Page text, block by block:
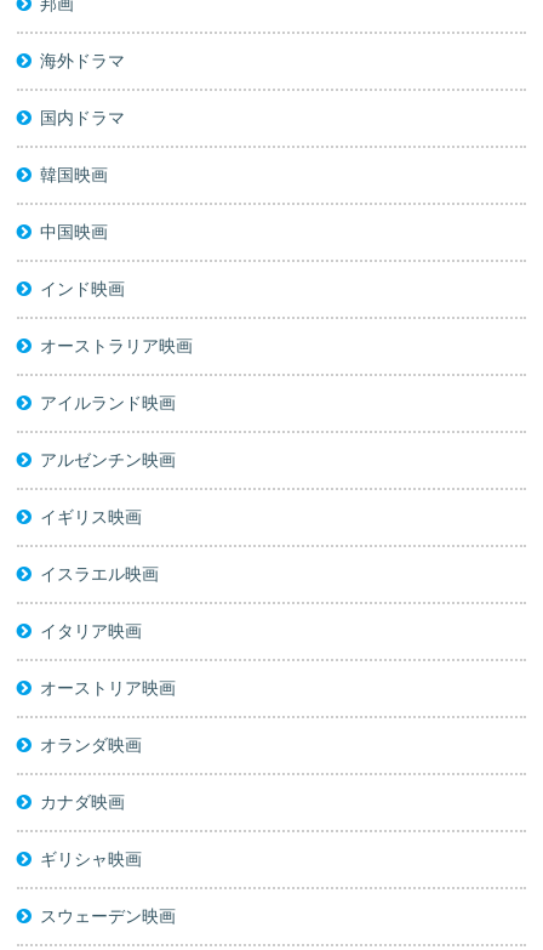
海外ドラマ
国内ドラマ
韓国映画
中国映画
インド映画
オーストラリア映画
アイルランド映画
アルゼンチン映画
イギリス映画
イスラエル映画
イタリア映画
オーストリア映画
オランダ映画
カナダ映画
ギリシャ映画
スウェーデン映画